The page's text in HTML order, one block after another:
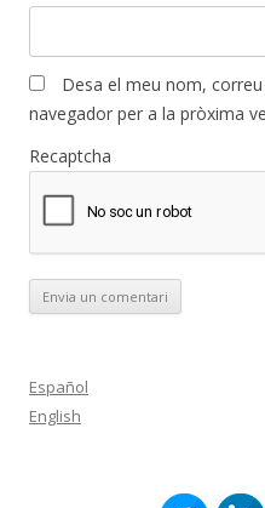
Desa el meu nom,
navegador per a la pròxima
Recaptcha
Español
English